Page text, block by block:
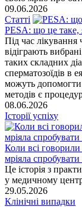
09.06.2026
Статті
PESA: що це таке,
Під час лікування
відіграють
таких складних
сперматозоїдів в
можуть допомогти
методів є
08.06.2026
Історії успіху
Коли всі
мріяла
Це історія з
у медичному
29.05.2026
Клінічні випадки